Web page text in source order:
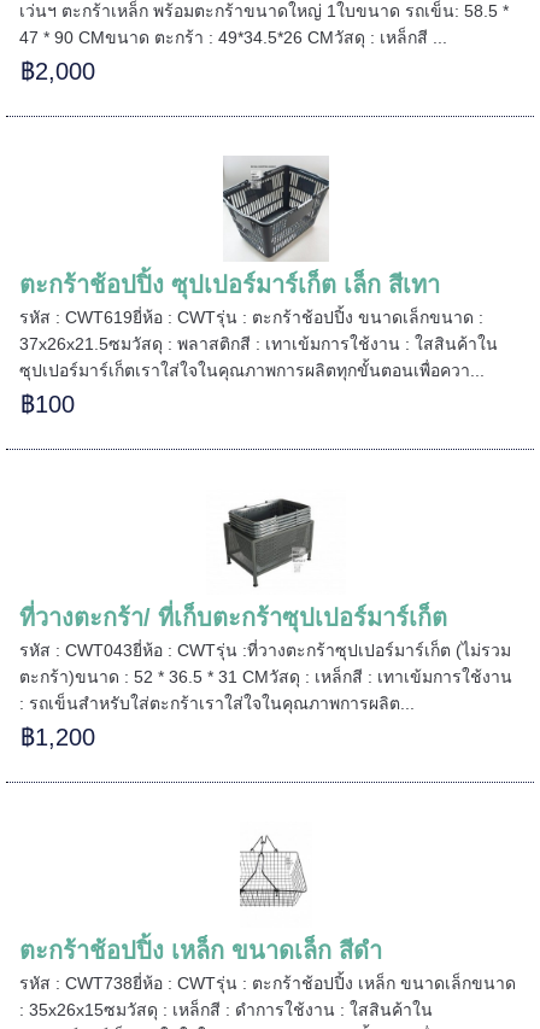
เว่นฯ ตะกร้าเหล็ก พร้อมตะกร้าขนาดใหญ่ 1ใบขนาด รถเข็น: 58.5 *
47 * 90 CMขนาด ตะกร้า : 49*34.5*26 CMวัสดุ : เหล็กสี ...
฿2,000
ตะกร้าช้อปปิ้ง ซุปเปอร์มาร์เก็ต เล็ก สีเทา
รหัส : CWT619ยี่ห้อ : CWTรุ่น : ตะกร้าช้อปปิ้ง ขนาดเล็กขนาด :
37x26x21.5ซมวัสดุ : พลาสติกสี : เทาเข้มการใช้งาน : ใสสินค้าใน
ซุปเปอร์มาร์เก็ตเราใส่ใจในคุณภาพการผลิตทุกขั้นตอนเพื่อควา...
฿100
ที่วางตะกร้า/ ที่เก็บตะกร้าซุปเปอร์มาร์เก็ต
รหัส : CWT043ยี่ห้อ : CWTรุ่น :ที่วางตะกร้าซุปเปอร์มาร์เก็ต (ไม่รวม
ตะกร้า)ขนาด : 52 * 36.5 * 31 CMวัสดุ : เหล็กสี : เทาเข้มการใช้งาน
: รถเข็นสำหรับใส่ตะกร้าเราใส่ใจในคุณภาพการผลิต...
฿1,200
ตะกร้าช้อปปิ้ง เหล็ก ขนาดเล็ก สีดำ
รหัส : CWT738ยี่ห้อ : CWTรุ่น : ตะกร้าช้อปปิ้ง เหล็ก ขนาดเล็กขนาด
: 35x26x15ซมวัสดุ : เหล็กสี : ดำการใช้งาน : ใสสินค้าใน